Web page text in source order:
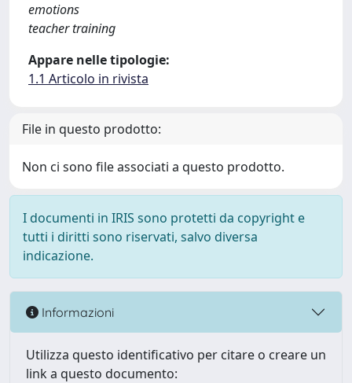
emotions
teacher training
Appare nelle tipologie:
1.1 Articolo in rivista
File in questo prodotto:
Non ci sono file associati a questo prodotto.
I documenti in IRIS sono protetti da copyright e
tutti i diritti sono riservati, salvo diversa
indicazione.
Informazioni
Utilizza questo identificativo per citare o creare un
link a questo documento: